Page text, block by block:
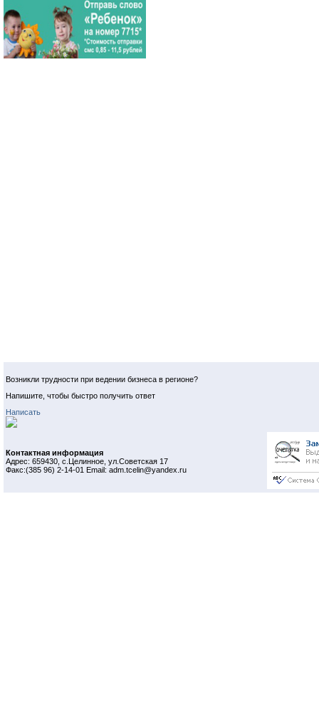
Возникли трудности при ведении бизнеса в регионе?
Напишите, чтобы быстро получить ответ
Написать
Контактная информация
Адрес: 659430, с.Целинное, ул.Советская 17
Факс:(385 96) 2-14-01 Email: adm.tcelin@yandex.ru